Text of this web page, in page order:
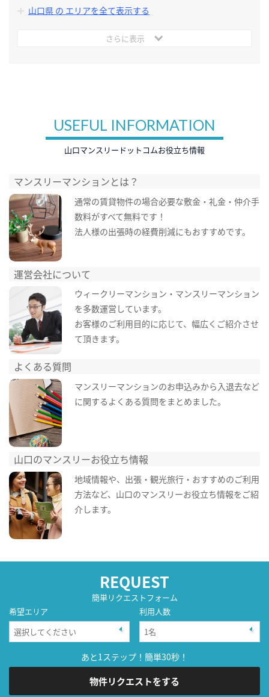
山口県 の エリアを全て表示する
さらに表示
USEFUL INFORMATION
山口マンスリードットコムお役立ち情報
マンスリーマンションとは？
通常の賃貸物件の場合必要な敷金・礼金・仲介手
数料がすべて無料です！
法人様の出張時の経費削減にもおすすめです。
運営会社について
ウィークリーマンション・マンスリーマンション
を多数運営しています。
お客様のご利用目的に応じて、幅広くご紹介させ
て頂きます。
よくある質問
マンスリーマンションのお申込みから入退去など
に関するよくある質問をまとめました。
山口のマンスリーお役立ち情報
地域情報や、出張・観光旅行・おすすめのご利用
方法など、山口のマンスリーお役立ち情報をご紹
介します。
REQUEST
簡単リクエストフォーム
希望エリア
利用人数
あと1ステップ！簡単30秒！
物件リクエストをする